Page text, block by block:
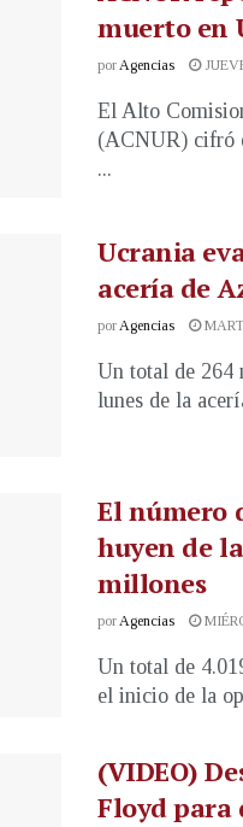
muerto en
por Agencias
El Alto
(ACNUR) cifró
...
Ucrania
acería de
por Agencias
Un total de 264
lunes de la
El número
huyen de
millones
porAgencias
Un total de
el inicio de la
(VIDEO)
Floyd para